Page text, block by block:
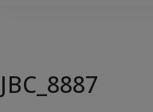
JBC_8887